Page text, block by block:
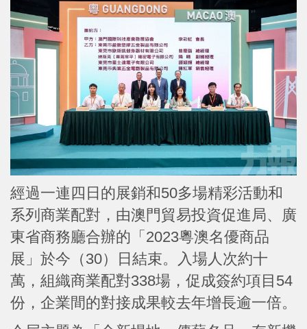
經過一連四日的展銷和50多場精彩活動和
系列商業配對，由澳門貿易投資促進局、廣
東省商務廳合辦的「2023粵澳名優商品
展」於今（30）日結束。入場人次約十
萬，組織商業配對338場，促成簽約項目54
份，企業間的對接成果較去年增長逾一倍。